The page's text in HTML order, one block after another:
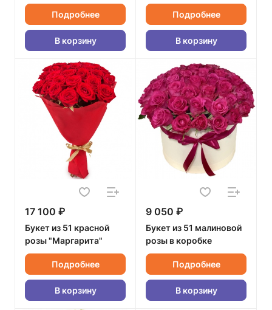
Подробнее
В корзину
Подробнее
В корзину
17 100 ₽
Букет из 51 красной
розы "Маргарита"
Подробнее
В корзину
9 050 ₽
Букет из 51 малиновой
розы в коробке
Подробнее
В корзину